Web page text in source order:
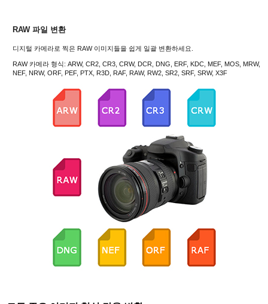
RAW 파일 변환
디지털 카메라로 찍은 RAW 이미지들을 쉽게 일괄 변환하세요.
RAW 카메라 형식: ARW, CR2, CR3, CRW, DCR, DNG, ERF, KDC, MEF, MOS, MRW,
NEF, NRW, ORF, PEF, PTX, R3D, RAF, RAW, RW2, SR2, SRF, SRW, X3F